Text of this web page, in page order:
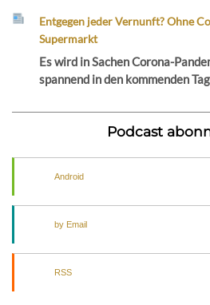
Entgegen jeder Vernunft? Ohne
Supermarkt
Es wird in Sachen Corona-
spannend in den kommenden
Podcast
Android
by Email
RSS